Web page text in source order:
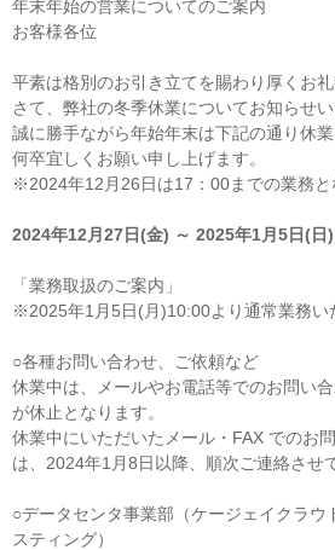
年末年始の営業についてのご案内
お客様各位
平素は格別のお引き立てを賜わり厚くお礼
さて、弊社の冬季休業についてお知らせい
誠に勝手ながら年始年末は下記の通り休業
何卒宜しくお願い申し上げます。
※2024年12月26日は17：00までの業務と
2024年12月27日(金) ～ 2025年1月5日(日)
「業務取扱のご案内」
※2025年1月5日(月)10:00より通常業務い
○各種お問い合わせ、ご依頼など
休業中は、メールやお電話等でのお問い
が休止となります。
休業中にいただいたメール・FAX でのお
は、2024年1月8日以降、順次ご連絡させ
○データセンタ事業部（ケージェイクラウ
スティング）